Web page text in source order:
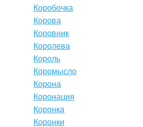
Коробочка
Корова
Коровник
Королева
Король
Коромысло
Корона
Коронация
Коронка
Коронки